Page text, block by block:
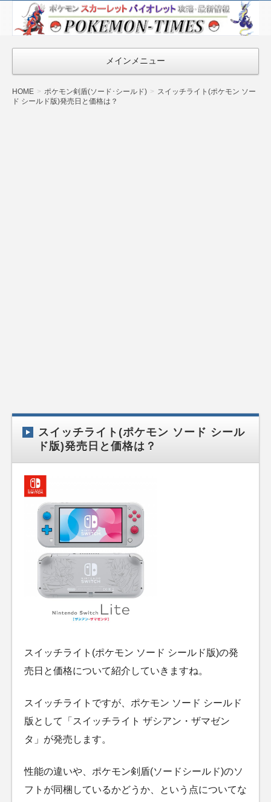
ポケモン最新
情報まとめ
『POKEMON-
TIMES』
メインメニュー
HOME ポケモン剣盾(ソード･シールド)
スイッチライト(ポケモン ソー
ド シールド版)発売日と価格は？
スイッチライト(ポケモン ソード シール
ド版)発売日と価格は？
スイッチライト(ポケモン ソード シールド版)の発
売日と価格について紹介していきますね。
スイッチライトですが、ポケモン ソード シールド
版として「スイッチライト ザシアン・ザマゼン
タ」が発売します。
性能の違いや、ポケモン剣盾(ソードシールド)のソ
フトが同梱しているかどうか、という点についてな